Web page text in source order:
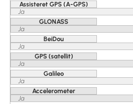
Assisteret GPS (A-GPS)
Ja
GLONASS
Ja
BeiDou
Ja
GPS (satellit)
Ja
Galileo
Ja
Accelerometer
Ja